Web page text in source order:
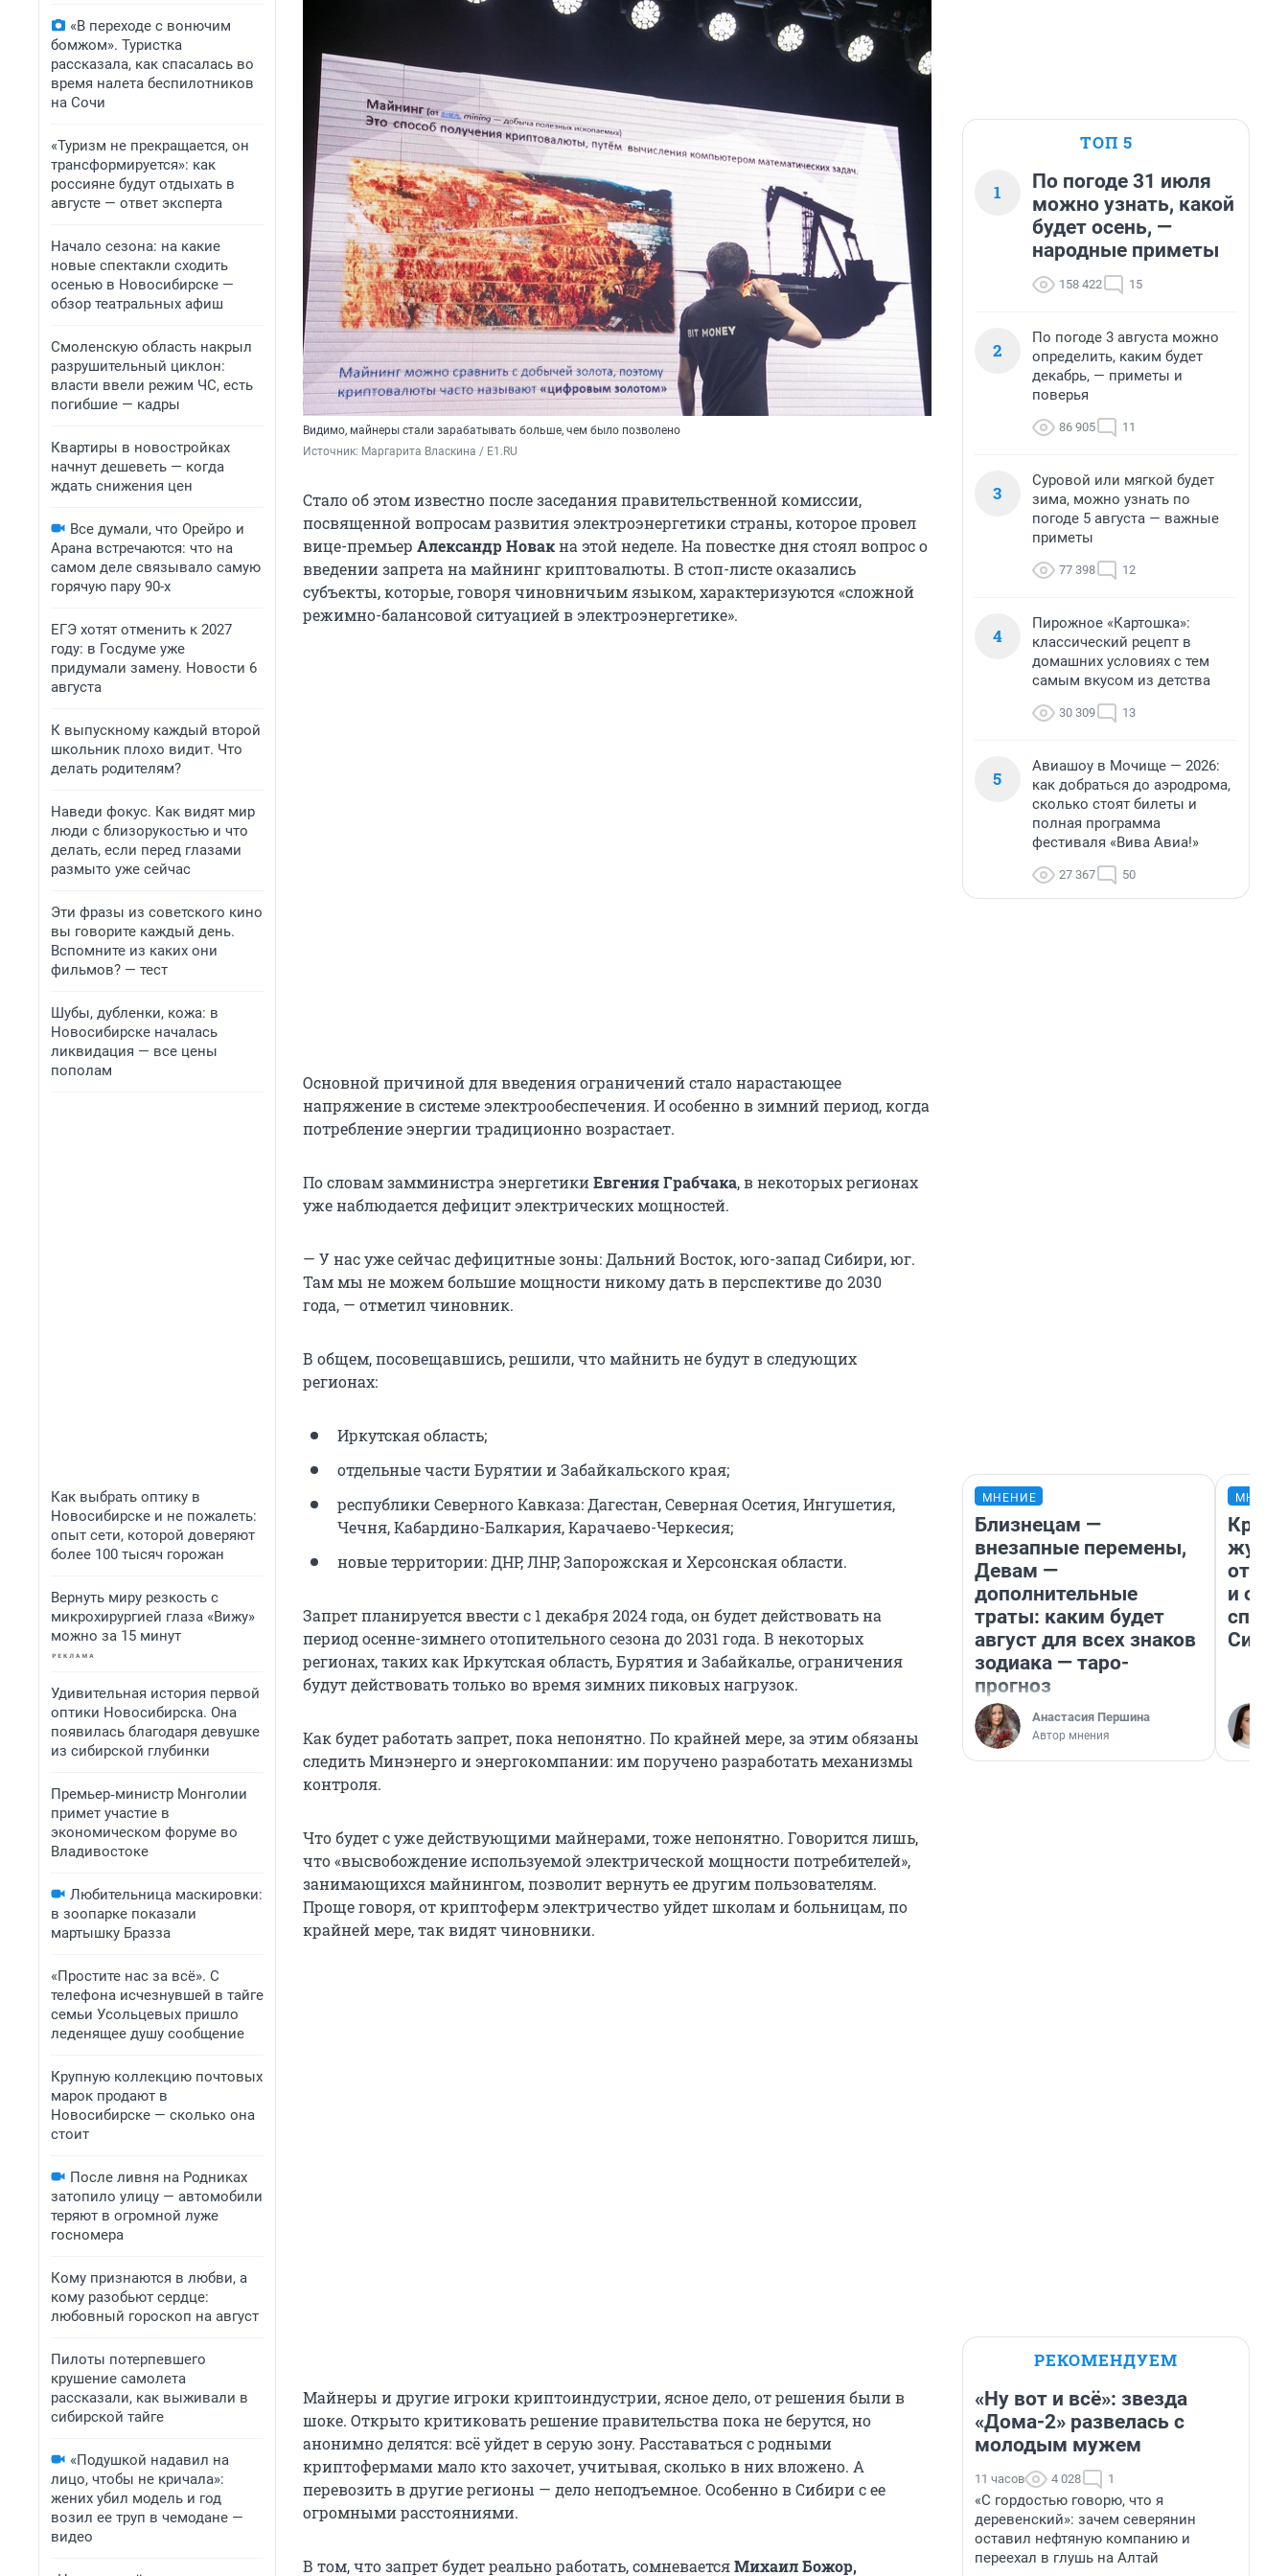
«В переходе с вонючим
бомжом». Туристка
рассказала, как спасалась во
время налета беспилотников
на Сочи
«Туризм не прекращается, он
трансформируется»: как
россияне будут отдыхать в
августе — ответ эксперта
Начало сезона: на какие
новые спектакли сходить
осенью в Новосибирске —
обзор театральных афиш
Смоленскую область накрыл
разрушительный циклон:
власти ввели режим ЧС, есть
погибшие — кадры
Квартиры в новостройках
начнут дешеветь — когда
ждать снижения цен
Все думали, что Орейро и
Арана встречаются: что на
самом деле связывало самую
горячую пару 90-х
ЕГЭ хотят отменить к 2027
году: в Госдуме уже
придумали замену. Новости 6
августа
К выпускному каждый второй
школьник плохо видит. Что
делать родителям?
Наведи фокус. Как видят мир
люди с близорукостью и что
делать, если перед глазами
размыто уже сейчас
Эти фразы из советского кино
вы говорите каждый день.
Вспомните из каких они
фильмов? — тест
Шубы, дубленки, кожа: в
Новосибирске началась
ликвидация — все цены
пополам
Как выбрать оптику в
Новосибирске и не пожалеть:
опыт сети, которой доверяют
более 100 тысяч горожан
Вернуть миру резкость с
микрохирургией глаза «Вижу»
можно за 15 минут
Удивительная история первой
оптики Новосибирска. Она
появилась благодаря девушке
из сибирской глубинки
Премьер‑министр Монголии
примет участие в
экономическом форуме во
Владивостоке
Любительница маскировки:
в зоопарке показали
мартышку Бразза
«Простите нас за всё». С
телефона исчезнувшей в тайге
семьи Усольцевых пришло
леденящее душу сообщение
Крупную коллекцию почтовых
марок продают в
Новосибирске — сколько она
стоит
После ливня на Родниках
затопило улицу — автомобили
теряют в огромной луже
госномера
Кому признаются в любви, а
кому разобьют сердце:
любовный гороскоп на август
Пилоты потерпевшего
крушение самолета
рассказали, как выживали в
сибирской тайге
«Подушкой надавил на
лицо, чтобы не кричала»:
жених убил модель и год
возил ее труп в чемодане —
видео
Видимо, майнеры стали зарабатывать больше, чем было позволено
Источник: Маргарита Власкина / E1.RU
Стало об этом известно после заседания правительственной комиссии,
посвященной вопросам развития электроэнергетики страны, которое провел
вице-премьер Александр Новакна этой неделе. На повестке дня стоял вопрос о
введении запрета на майнинг криптовалюты. В стоп-листе оказались
субъекты, которые, говоря чиновничьим языком, характеризуются «сложной
режимно-балансовой ситуацией в электроэнергетике».
Основной причиной для введения ограничений стало нарастающее
напряжение в системе электрообеспечения. И особенно в зимний период, когда
потребление энергии традиционно возрастает.
По словам замминистра энергетикиЕвгения Грабчака, в некоторых регионах
уже наблюдается дефицит электрических мощностей.
— У нас уже сейчас дефицитные зоны: Дальний Восток, юго-запад Сибири, юг.
Там мы не можем большие мощности никому дать в перспективе до 2030
года, — отметил чиновник.
В общем, посовещавшись, решили, что майнить не будут в следующих
регионах:
Иркутская область;
отдельные части Бурятии и Забайкальского края;
республики Северного Кавказа: Дагестан, Северная Осетия, Ингушетия,
Чечня, Кабардино-Балкария, Карачаево-Черкесия;
новые территории: ДНР, ЛНР, Запорожская и Херсонская области.
Запрет планируется ввести с 1 декабря 2024 года, он будет действовать на
период осенне-зимнего отопительного сезона до 2031 года. В некоторых
регионах, таких как Иркутская область, Бурятия и Забайкалье, ограничения
будут действовать только во время зимних пиковых нагрузок.
Как будет работать запрет, пока непонятно. По крайней мере, за этим обязаны
следить Минэнерго и энергокомпании: им поручено разработать механизмы
контроля.
Что будет с уже действующими майнерами, тоже непонятно. Говорится лишь,
что «высвобождение используемой электрической мощности потребителей»,
занимающихся майнингом, позволит вернуть ее другим пользователям.
Проще говоря, от криптоферм электричество уйдет школам и больницам, по
крайней мере, так видят чиновники.
Майнеры и другие игроки криптоиндустрии, ясное дело, от решения были в
шоке. Открыто критиковать решение правительства пока не берутся, но
анонимно делятся: всё уйдет в серую зону. Расставаться с родными
криптофермами мало кто захочет, учитывая, сколько в них вложено. А
перевозить в другие регионы — дело неподъемное. Особенно в Сибири с ее
огромными расстояниями.
В том, что запрет будет реально работать, сомневаетсяМихаил Божор,
ТОП 5
1
По погоде 31 июля
можно узнать, какой
будет осень, —
народные приметы
158 422 15
2
По погоде 3 августа можно
определить, каким будет
декабрь, — приметы и
поверья
86 905 11
3
Суровой или мягкой будет
зима, можно узнать по
погоде 5 августа — важные
приметы
77 398 12
4
Пирожное «Картошка»:
классический рецепт в
домашних условиях с тем
самым вкусом из детства
30 309 13
5
Авиашоу в Мочище — 2026:
как добраться до аэродрома,
сколько стоят билеты и
полная программа
фестиваля «Вива Авиа!»
27 367 50
МНЕНИЕ
Близнецам —
внезапные перемены,
Девам —
дополнительные
траты: каким будет
август для всех знаков
зодиака — таро-
прогноз
Анастасия Першина
Автор мнения
и
РЕКОМЕНДУЕМ
«Ну вот и всё»: звезда
«Дома-2» развелась с
молодым мужем
11 часов 4 028 1
«С гордостью говорю, что я
деревенский»: зачем северянин
оставил нефтяную компанию и
переехал в глушь на Алтай